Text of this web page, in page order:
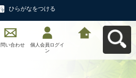
ひらがなをつける
問い合わせ
個人会員ログイ
ン